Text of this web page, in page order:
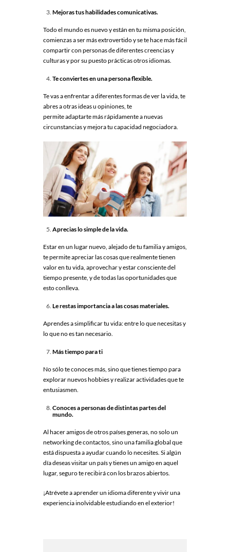
Mejoras tus habilidades comunicativas.
Todo el mundo es nuevo y están en tu misma posición,
comienzas a ser más extrovertido y se te hace más fácil
compartir con personas de diferentes creencias y
culturas y por su puesto prácticas otros idiomas.
Te conviertes en una persona flexible.
Te vas a enfrentar a diferentes formas de ver la vida, te
abres a otras ideas u opiniones, te
permite adaptarte más rápidamente a nuevas
circunstancias y mejora tu capacidad negociadora.
Aprecias lo simple de la vida.
Estar en un lugar nuevo, alejado de tu familia y amigos,
te permite apreciar las cosas que realmente tienen
valor en tu vida, aprovechar y estar consciente del
tiempo presente, y de todas las oportunidades que
esto conlleva.
Le restas importancia a las cosas materiales.
Aprendes a simplificar tu vida: entre lo que necesitas y
lo que no es tan necesario.
Más tiempo para ti
No sólo te conoces más, sino que tienes tiempo para
explorar nuevos hobbies y realizar actividades que te
entusiasmen.
Conoces a personas de distintas partes del
mundo.
Al hacer amigos de otros países generas, no solo un
networking de contactos, sino una familia global que
está dispuesta a ayudar cuando lo necesites. Si algún
día deseas visitar un país y tienes un amigo en aquel
lugar, seguro te recibirá con los brazos abiertos.
¡Atrévete a aprender un idioma diferente y vivir una
experiencia inolvidable estudiando en el exterior!